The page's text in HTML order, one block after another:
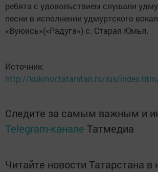
ребята с удовольствием слушали
песни в исполнении удмуртского
«Вуюись»(«Радуга») с. Старая Юмья.
Источник:
http://kukmor.tatarstan.ru/rus/
Следите за самым важным и
Telegram-канале Татмедиа
Читайте новости Татарстана в